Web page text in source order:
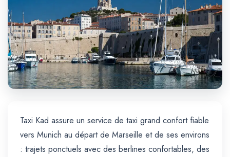
Taxi Kad assure un service de taxi grand confort fiable
vers Munich au départ de Marseille et de ses environs
: trajets ponctuels avec des berlines confortables, des